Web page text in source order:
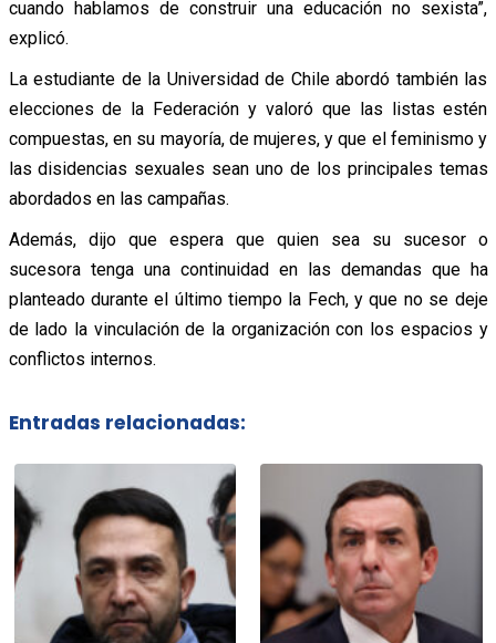
cuando hablamos de construir una educación no sexista”,
explicó.
La estudiante de la Universidad de Chile abordó también las
elecciones de la Federación y valoró que las listas estén
compuestas, en su mayoría, de mujeres, y que el feminismo y
las disidencias sexuales sean uno de los principales temas
abordados en las campañas.
Además, dijo que espera que quien sea su sucesor o
sucesora tenga una continuidad en las demandas que ha
planteado durante el último tiempo la Fech, y que no se deje
de lado la vinculación de la organización con los espacios y
conflictos internos.
Entradas relacionadas: